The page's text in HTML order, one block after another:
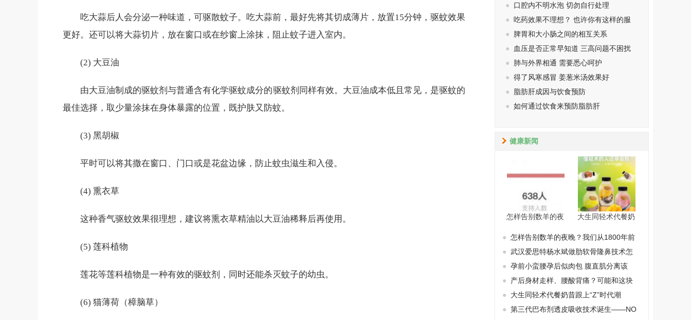
吃大蒜后人会分泌一种味道，可驱散蚊子。吃大蒜前，最好先将其切成薄片，放置15分钟，驱蚊效果
更好。还可以将大蒜切片，放在窗口或在纱窗上涂抹，阻止蚊子进入室内。
(2) 大豆油
由大豆油制成的驱蚊剂与普通含有化学驱蚊成分的驱蚊剂同样有效。大豆油成本低且常见，是驱蚊的
最佳选择，取少量涂抹在身体暴露的位置，既护肤又防蚊。
(3) 黑胡椒
平时可以将其撒在窗口、门口或是花盆边缘，防止蚊虫滋生和入侵。
(4) 熏衣草
这种香气驱蚊效果很理想，建议将熏衣草精油以大豆油稀释后再使用。
(5) 莲科植物
莲花等莲科植物是一种有效的驱蚊剂，同时还能杀灭蚊子的幼虫。
(6) 猫薄荷（樟脑草）
●
口腔内不明水泡 切勿自行处理
● 吃药效果不理想？ 也许你有这样的服
●
脾胃和大小肠之间的相互关系
●
血压是否正常早知道 三高问题不困扰
●
肺与外界相通 需要悉心呵护
● 得了风寒感冒 姜葱米汤效果好
●
脂肪肝成因与饮食预防
● 如何通过饮食来预防脂肪肝
健康新闻
怎样告别数羊的夜 大生同轻术代餐奶
● 怎样告别数羊的夜晚？我们从1800年前
● 武汉爱思特杨水斌做肋软骨隆鼻技术怎
● 孕前小蛮腰孕后似肉包 腹直肌分离该
●
产后身材走样、腰酸背痛？可能和这块
●
大生同轻术代餐奶昔跟上“Z”时代潮
● 第三代巴布剂透皮吸收技术诞生——NO